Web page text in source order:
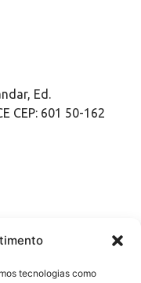
tecnologias como
Ed.
CEP: 601 50-162